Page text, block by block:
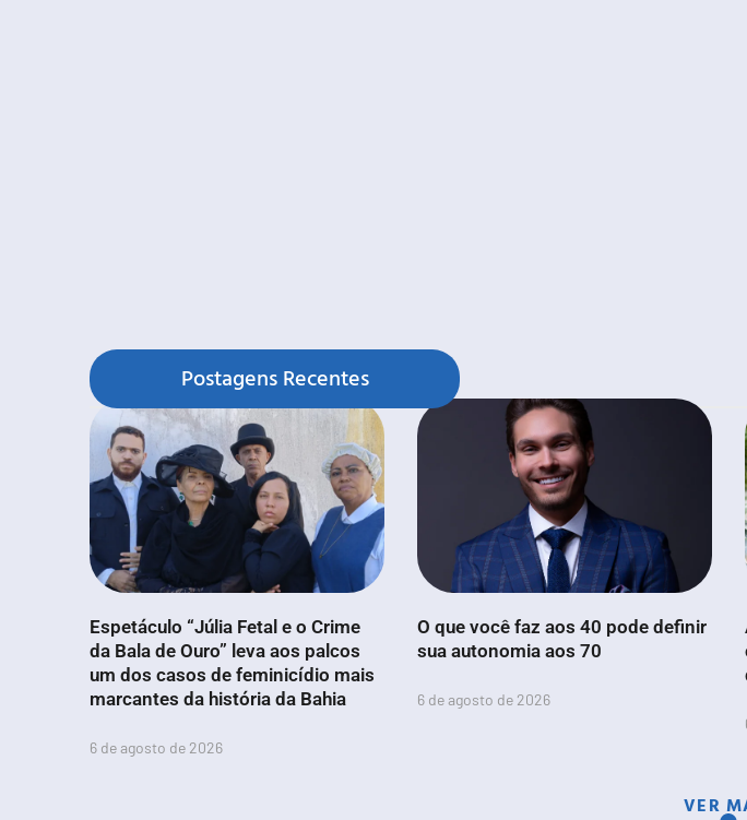
Postagens Recentes
Espetáculo “Júlia Fetal e o Crime
da Bala de Ouro” leva aos palcos
um dos casos de feminicídio mais
marcantes da história da Bahia
6 de agosto de 2026
O que você faz aos 40 pode definir
sua autonomia aos 70
6 de agosto de 2026
VER